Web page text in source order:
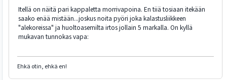
Itellä on näitä pari kappaletta morrivapoina. En tiiä tosiaan itekään
saako enää mistään...joskus noita pyöri joka kalastusliikkeen
"alekoreissa" ja huoltoasemilta irtos jollain 5 markalla. On kyllä
mukavan tunnokas vapa:
Ehkä otin, ehkä en!